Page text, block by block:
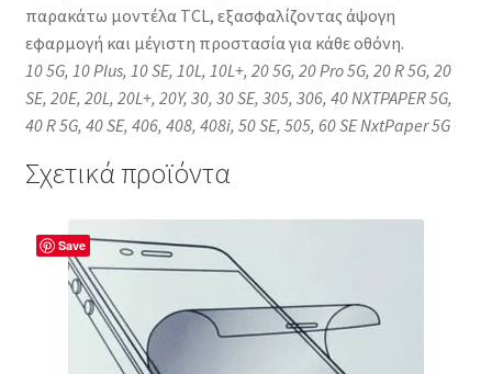
παρακάτω μοντέλα TCL, εξασφαλίζοντας άψογη
εφαρμογή και μέγιστη προστασία για κάθε οθόνη.
10 5G, 10 Plus, 10 SE, 10L, 10L+, 20 5G, 20 Pro 5G, 20 R 5G, 20
SE, 20E, 20L, 20L+, 20Y, 30, 30 SE, 305, 306, 40 NXTPAPER 5G,
40 R 5G, 40 SE, 406, 408, 408i, 50 SE, 505, 60 SE NxtPaper 5G
Σχετικά προϊόντα
Save